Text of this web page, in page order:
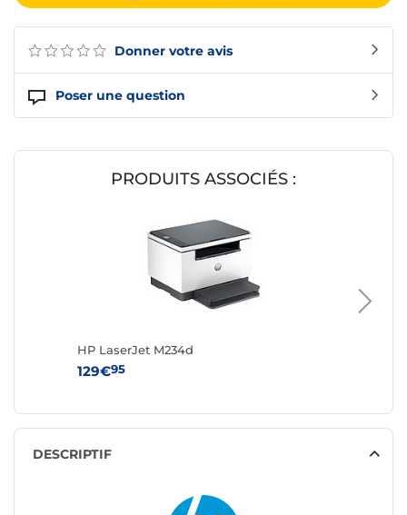
Donner votre avis
Poser une question
PRODUITS ASSOCIÉS :
HP LaserJet M234d
129€95
DESCRIPTIF